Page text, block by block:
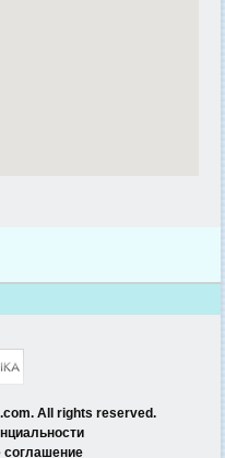
All rights reserved.
соглашение